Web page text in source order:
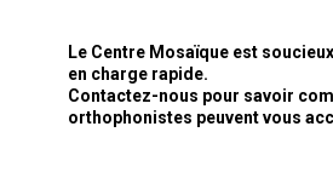
Le Centre Mosaïque est
en charge rapide.
Contactez-nous pour savoir
orthophonistes peuvent vous